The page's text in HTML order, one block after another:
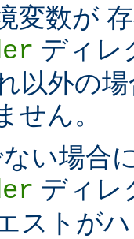
変数が
ディレ
以外の
せん。
い場合
ディレ
ストが